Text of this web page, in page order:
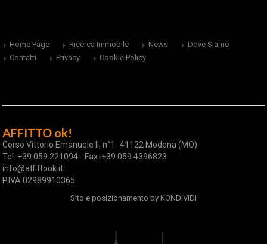
Home Page Ricerca Immobile News
Dove Siamo
Contatti
Privacy Cookie Policy
AFFITTO ok!
Corso Vittorio Emanuele II, n°1- 41122 Modena (MO)
Tel: +39 059 221094 - Fax: +39 059 4396823
info@affittook.it
P.IVA 02989910365
Sito e posizionamento by KONDIVIDI